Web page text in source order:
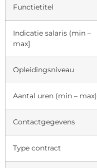
Functietitel
Indicatie salaris (min –
max]
Opleidingsniveau
Aantal uren (min – max)
Contactgegevens
Type contract